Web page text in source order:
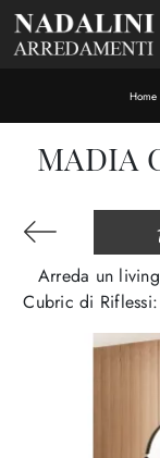
Home
MADIA
Arreda un
Cubric di